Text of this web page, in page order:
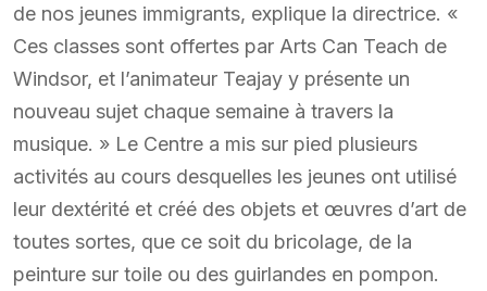
de nos jeunes immigrants, explique la directrice. «
Ces classes sont offertes par Arts Can Teach de
Windsor, et l’animateur Teajay y présente un
nouveau sujet chaque semaine à travers la
musique. » Le Centre a mis sur pied plusieurs
activités au cours desquelles les jeunes ont utilisé
leur dextérité et créé des objets et œuvres d’art de
toutes sortes, que ce soit du bricolage, de la
peinture sur toile ou des guirlandes en pompon.